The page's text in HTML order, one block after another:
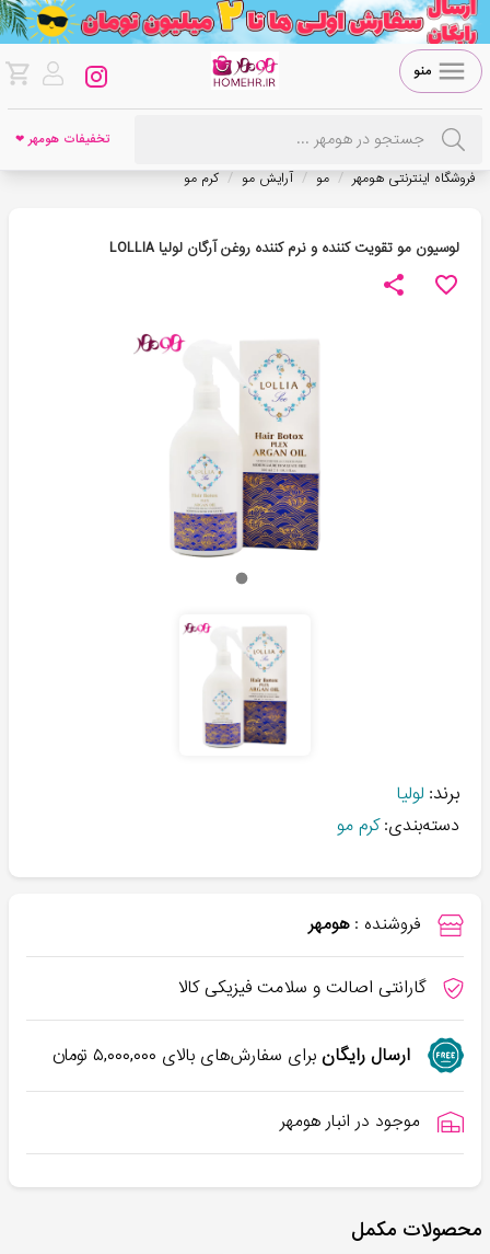
منو
تخفیفات هومهر ❤
فروشگاه اینترنتی هومهر / مو / آرایش مو / کرم مو
لوسیون مو تقویت کننده و نرم کننده روغن آرگان لولیا LOLLIA
برند: لولیا
دسته‌بندی: کرم مو
فروشنده : هومهر
گارانتی اصالت و سلامت فیزیکی کالا
ارسال رایگانبرای سفارش‌های بالای ۵,۰۰۰,۰۰۰تومان
موجود در انبار هومهر
محصولات مکمل